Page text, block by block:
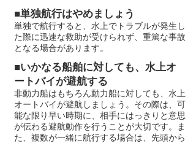
■単独航行はやめましょう
単独で航行すると、水上でトラブルが発生し
た際に迅速な救助が受けられず、重篤な事故
となる場合があります。
■いかなる船舶に対しても、水上オ
ートバイが避航する
非動力船はもちろん動力船に対しても、水上
オートバイが避航しましょう。その際は、可
能な限り早い時期に、相手にはっきりと意思
が伝わる避航動作を行うことが大切です。ま
た、複数が一緒に航行する場合は、先頭から